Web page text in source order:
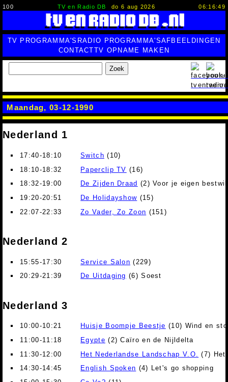
100 TV en Radio DB do 6 aug 2026 06:16:50
TV PROGRAMMA'S RADIO PROGRAMMA'SAFBEELDINGEN
CONTACTTV OPNAME MAKEN
Zoek
Maandag, 03-12-1990
Nederland 1
17:40-18:10 Switch (10)
18:10-18:32
Paperclip TV (16)
18:32-19:00
De Zijden Draad (2) Voor je eigen
19:20-20:51
De Holidayshow (15)
22:07-22:33
Zo Vader, Zo Zoon (151)
Nederland 2
15:55-17:30 Service Salon (229)
20:29-21:39
De Uitdaging (6) Soest
Nederland 3
10:00-10:21 Huisje Boompje Beestje (10) Wind en
11:00-11:18
Egypte (2) Caïro en de Nijldelta
11:30-12:00
Het Nederlandse Landschap V.O.
(7) Het
14:30-14:45
English Spoken (4) Let's go shopping